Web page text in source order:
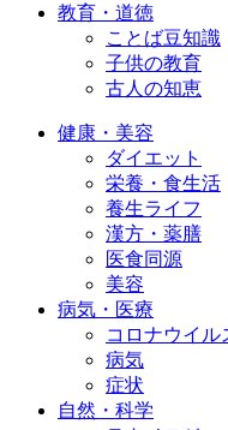
教育・道徳
ことば豆知識
子供の教育
古人の知恵
健康・美容
ダイエット
栄養・食生活
養生ライフ
漢方・薬膳
医食同源
美容
病気・医療
コロナウイル
病気
症状
自然・科学